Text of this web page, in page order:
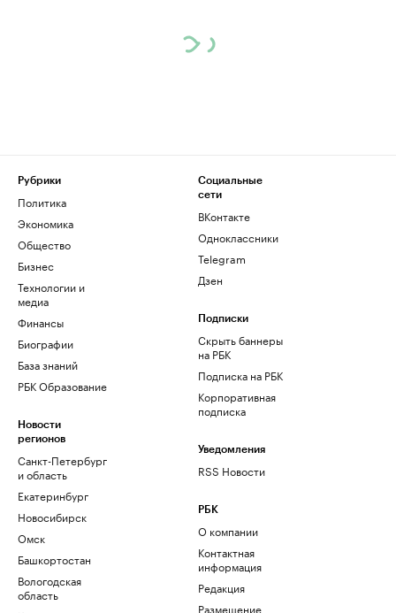
Рубрики
Политика
Экономика
Общество
Бизнес
Технологии и
медиа
Финансы
Биографии
База знаний
РБК Образование
Новости
регионов
Санкт-Петербург
и область
Екатеринбург
Новосибирск
Омск
Башкортостан
Вологодская
область
Социальные
сети
ВКонтакте
Одноклассники
Telegram
Дзен
Подписки
Скрыть баннеры
на РБК
Подписка на РБК
Корпоративная
подписка
Уведомления
RSS Новости
РБК
О компании
Контактная
информация
Редакция
Размещение